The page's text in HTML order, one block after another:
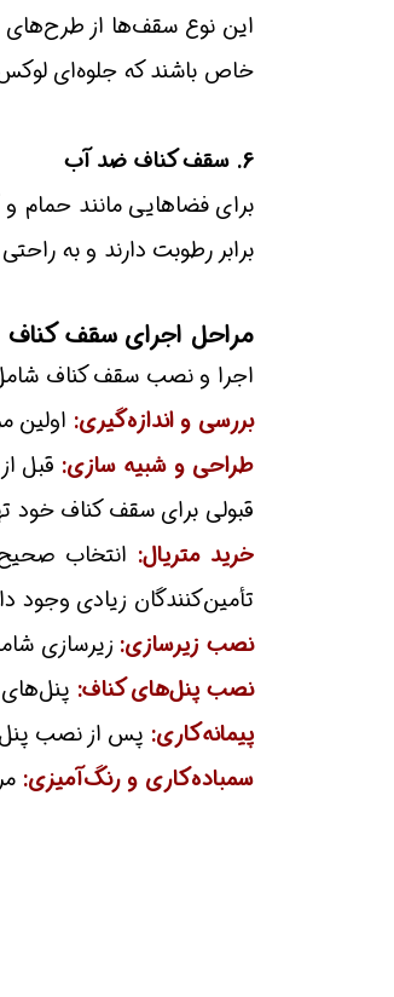
این نوع سقف‌ها از طرح‌های
خاص باشند که جلوه‌ای
6. سقف کناف ضد آب
برای فضاهایی مانند
برابر رطوبت دارند و به
مراحل اجرای سقف کناف
اجرا و نصب سقف کناف
بررسی و اندازه‌گیری: اولین
طراحی و شبیه سازی: قبل
قبولی برای سقف کناف خود
خرید متریال: انتخاب
تأمین‌کنندگان زیادی وجود
نصب زیرسازی: زیرسازی
نصب پنل‌های کناف:
پیمانه‌کاری: پس از نصب
سمباده‌کاری و رنگ‌آمیزی: